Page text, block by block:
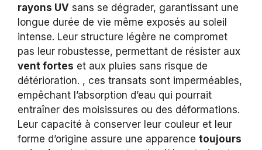
rayons UV sans se dégrader, garantissant une
longue durée de vie même exposés au soleil
intense. Leur structure légère ne compromet
pas leur robustesse, permettant de résister aux
vent fortes et aux pluies sans risque de
détérioration. , ces transats sont imperméables,
empêchant l’absorption d’eau qui pourrait
entraîner des moisissures ou des déformations.
Leur capacité à conserver leur couleur et leur
forme d’origine assure une apparence toujours